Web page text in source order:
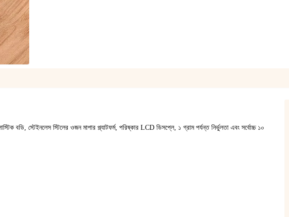
1
বডি, স্টেইনলেস স্টিলের ওজন মাপার প্ল্যাটফর্ম, পরিষ্কার LCD ডিসপ্লে, ১ গ্রাম পর্যন্ত নির্ভুলতা এবং সর্বোচ্চ ১০